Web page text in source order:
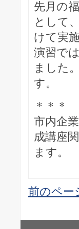
先月の
として
けて実
演習で
ました
す。
＊＊＊
市内企
成講座
ます。
前のペー